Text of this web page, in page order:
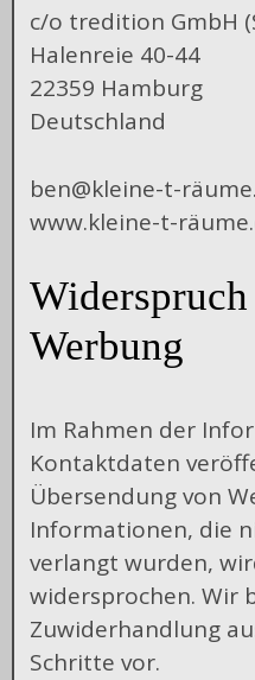
c/o tredition GmbH
Halenreie 40-44
22359 Hamburg
Deutschland
ben@kleine-t-
www.kleine-t-
Widerspruch
Werbung
Im Rahmen der
Kontaktdaten
Übersendung von
Informationen, die
verlangt wurden,
widersprochen. Wir
Zuwiderhandlung
Schritte vor.